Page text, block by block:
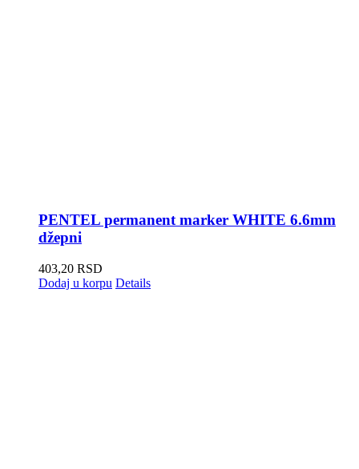
PENTEL permanent marker WHITE 6.6mm
džepni
403,20 RSD
Dodaj u korpu Details